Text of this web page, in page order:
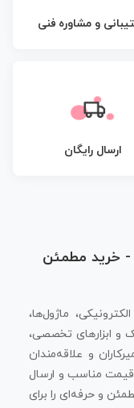
و مشاوره فنی
ارسال رایگان
- خرید مطمئن
ماژول‌ها،
و ابزارهای تخصصی،
و علاقه‌مندان
مناسب و ارسال
و حرفه‌ای را برای